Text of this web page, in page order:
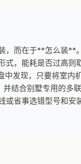
，而在于**怎么装**
式，能耗是否过高则
中发现，只要将室内
结合别墅专用的多
或省事选错型号和安